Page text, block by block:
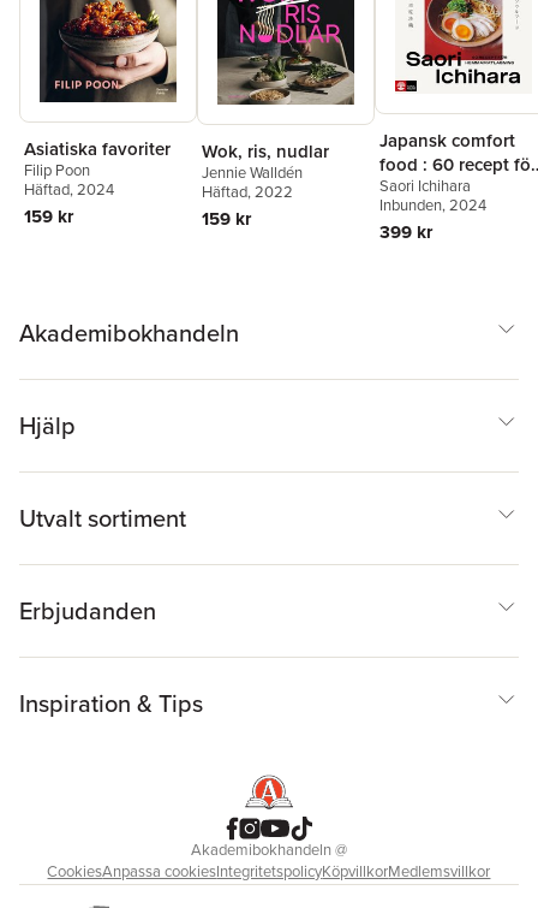
Asiatiska favoriter
Filip Poon
Häftad, 2024
159 kr
Wok, ris, nudlar
Jennie Walldén
Häftad, 2022
159 kr
Japansk comfort
food : 60 recept för
hemmamatlagning
Saori Ichihara
Inbunden, 2024
399 kr
Akademibokhandeln
Hjälp
Utvalt sortiment
Erbjudanden
Inspiration & Tips
Akademibokhandeln@
CookiesAnpassa cookiesIntegritetspolicyKöpvillkorMedlemsvillkor